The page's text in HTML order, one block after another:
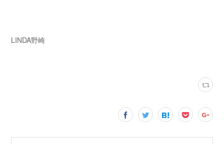
LINDA野崎